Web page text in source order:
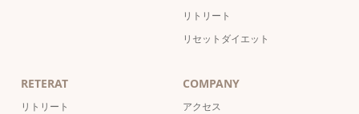
リトリート
リセットダイエット
RETERAT
リトリート
COMPANY
アクセス